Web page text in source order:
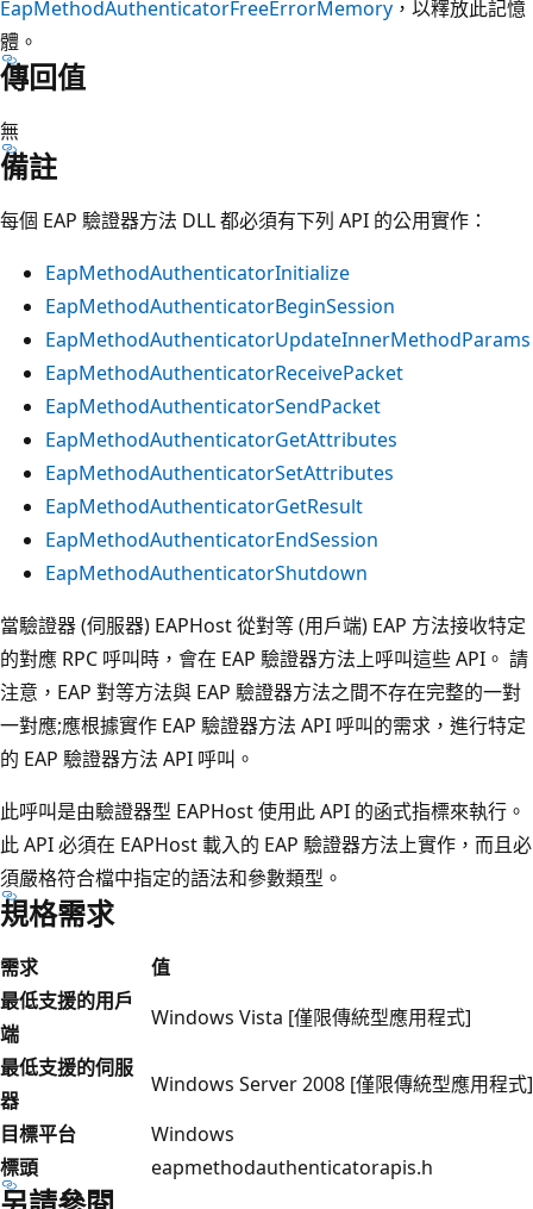
EapMethodAuthenticatorFreeErrorMemory ，以釋放此記憶
體。
傳回值
無
備註
每個 EAP 驗證器方法 DLL 都必須有下列 API 的公用實作：
EapMethodAuthenticatorInitialize
EapMethodAuthenticatorBeginSession
EapMethodAuthenticatorUpdateInnerMethodParams
EapMethodAuthenticatorReceivePacket
EapMethodAuthenticatorSendPacket
EapMethodAuthenticatorGetAttributes
EapMethodAuthenticatorSetAttributes
EapMethodAuthenticatorGetResult
EapMethodAuthenticatorEndSession
EapMethodAuthenticatorShutdown
當驗證器 (伺服器) EAPHost 從對等 (用戶端) EAP 方法接收特定
的對應 RPC 呼叫時，會在 EAP 驗證器方法上呼叫這些 API。 請
注意，EAP 對等方法與 EAP 驗證器方法之間不存在完整的一對
一對應;應根據實作 EAP 驗證器方法 API 呼叫的需求，進行特定
的 EAP 驗證器方法 API 呼叫。
此呼叫是由驗證器型 EAPHost 使用此 API 的函式指標來執行。
此 API 必須在 EAPHost 載入的 EAP 驗證器方法上實作，而且必
須嚴格符合檔中指定的語法和參數類型。
規格需求
需求
值
最低支援的用戶
端
Windows Vista [僅限傳統型應用程式]
最低支援的伺服
器
Windows Server 2008 [僅限傳統型應用程式]
目標平台
Windows
標頭
eapmethodauthenticatorapis.h